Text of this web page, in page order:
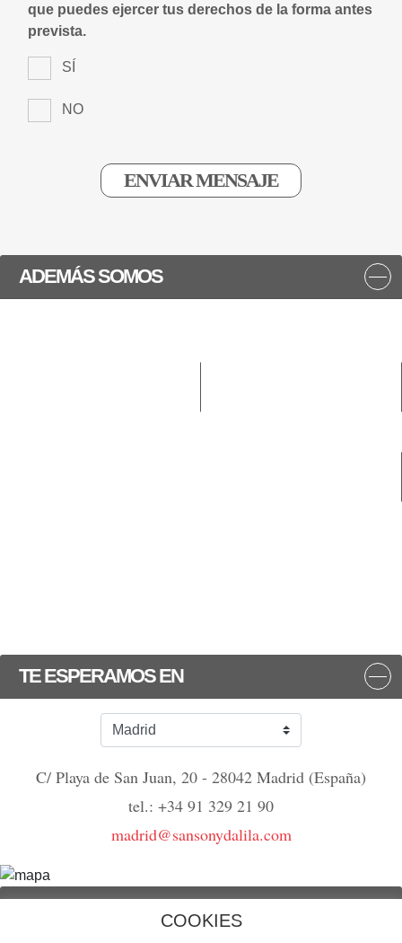
que puedes ejercer tus derechos de la forma antes
prevista.
SÍ
NO
ADEMÁS SOMOS
TE ESPERAMOS EN
C/ Playa de San Juan, 20 - 28042 Madrid (España)
tel.: +34 91 329 21 90
madrid@sansonydalila.com
COOKIES